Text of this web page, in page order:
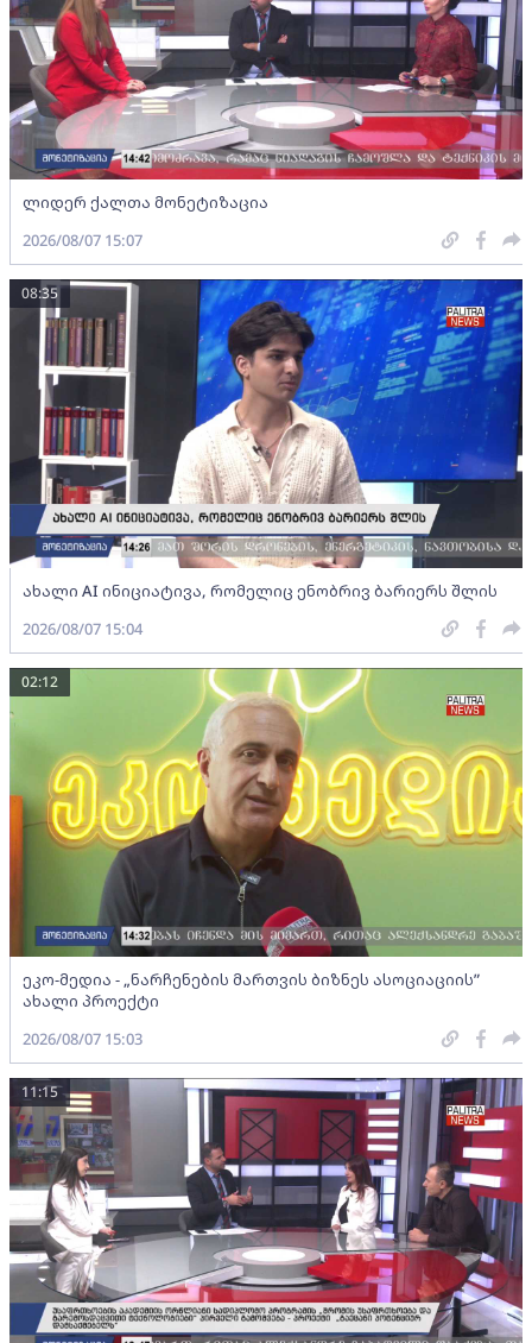
ლიდერ ქალთა მონეტიზაცია
2026/08/07 15:07
ახალი AI ინიციატივა, რომელიც ენობრივ ბარიერს შლის
08:35
2026/08/07 15:04
ეკო-მედია - „ნარჩენების მართვის ბიზნეს ასოციაციის”
ახალი პროექტი
02:12
2026/08/07 15:03
11:15